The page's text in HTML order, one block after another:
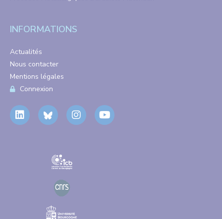
INFORMATIONS
Actualités
Nous contacter
Mentions légales
Connexion